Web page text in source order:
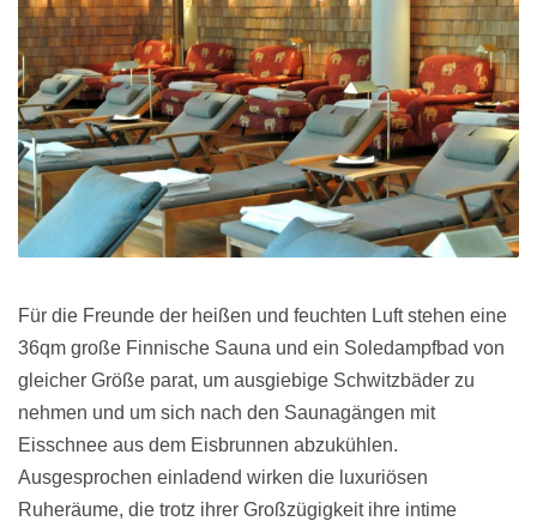
Für die Freunde der heißen und feuchten Luft stehen eine
36qm große Finnische Sauna und ein Soledampfbad von
gleicher Größe parat, um ausgiebige Schwitzbäder zu
nehmen und um sich nach den Saunagängen mit
Eisschnee aus dem Eisbrunnen abzukühlen.
Ausgesprochen einladend wirken die luxuriösen
Ruheräume, die trotz ihrer Großzügigkeit ihre intime